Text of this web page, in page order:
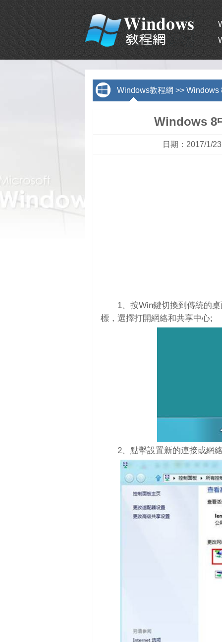
Windows教程網 >> Windows
Windows 8
日期：2017/1/
1、按Win鍵切換到傳統的
標，選擇打開網絡和共享中心;
2、點擊設置新的連接或網